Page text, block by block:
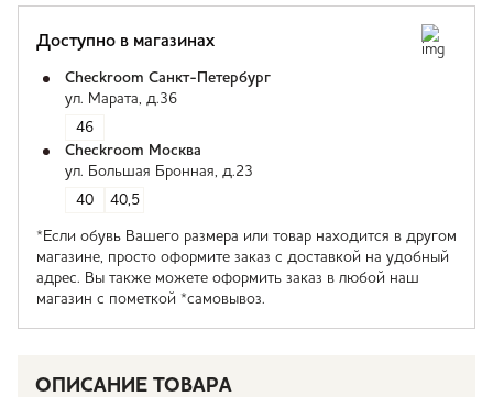
Доступно в магазинах
Checkroom Санкт-Петербург
ул. Марата, д.36
46
Checkroom Москва
ул. Большая Бронная, д.23
40
40,5
*Если обувь Вашего размера или товар находится в другом
магазине, просто оформите заказ с доставкой на удобный
адрес. Вы также можете оформить заказ в любой наш
магазин с пометкой *самовывоз.
ОПИСАНИЕ ТОВАРА